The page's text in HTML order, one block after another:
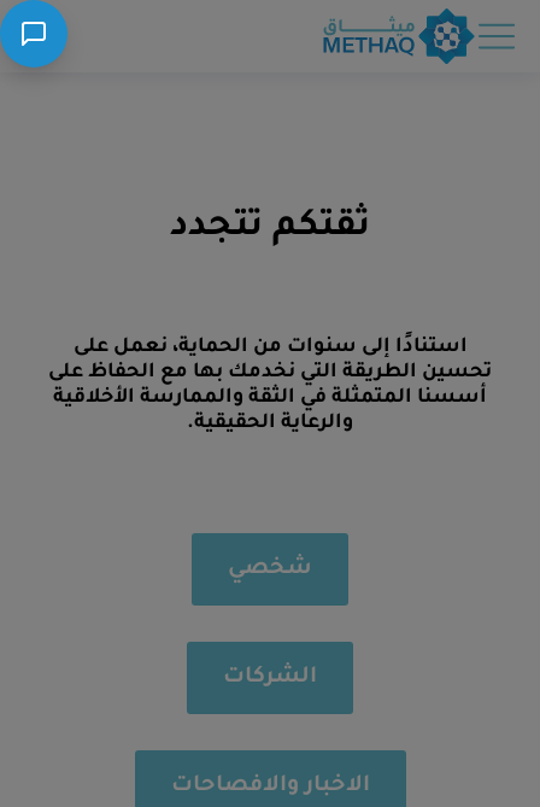
ثقتكم تتجدد
استنادًا إلى سنوات من الحماية، نعمل على
تحسين الطريقة التي نخدمك بها مع الحفاظ على
أسسنا المتمثلة في الثقة والممارسة الأخلاقية
والرعاية الحقيقية.
شخصي
الشركات
الاخبار والافصاحات